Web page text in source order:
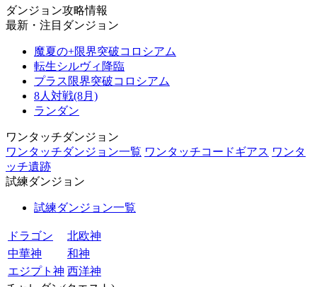
ダンジョン攻略情報
最新・注目ダンジョン
魔夏の+限界突破コロシアム
転生シルヴィ降臨
プラス限界突破コロシアム
8人対戦(8月)
ランダン
ワンタッチダンジョン
ワンタッチダンジョン一覧 ワンタッチコードギアス ワンタ
ッチ遺跡
試練ダンジョン
試練ダンジョン一覧
ドラゴン
北欧神
中華神
和神
エジプト神 西洋神